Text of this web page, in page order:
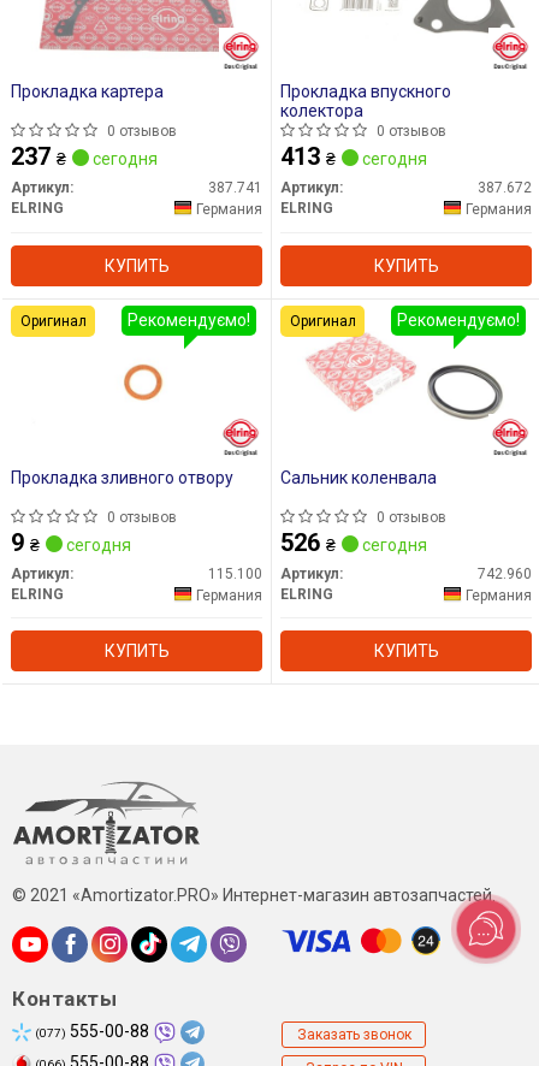
Прокладка картера
0 отзывов
237 ₴ сегодня
Артикул:
387.741
ELRING
Германия
КУПИТЬ
Прокладка впускного
колектора
0 отзывов
413 ₴ сегодня
Артикул:
387.672
ELRING
Германия
КУПИТЬ
Прокладка зливного отвору
0 отзывов
9 ₴ сегодня
Артикул:
115.100
ELRING
Германия
КУПИТЬ
Рекомендуємо!
Оригинал
Сальник коленвала
0 отзывов
526 ₴ сегодня
Артикул:
742.960
ELRING
Германия
КУПИТЬ
Рекомендуємо!
Оригинал
© 2021 «Amortizator.PRO» Интернет-магазин автозапчастей.
Контакты
(077) 555-00-88
Заказать звонок